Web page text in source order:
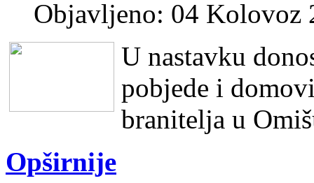
Objavljeno: 04 Kolovoz
U nastavku
pobjede i
branitelja u
Opširnije